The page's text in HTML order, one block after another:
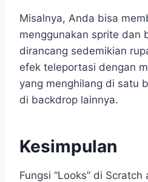
Misalnya, Anda bisa
menggunakan sprite dan
dirancang sedemikian
efek teleportasi dengan
yang menghilang di satu
di backdrop lainnya.
Kesimpulan
Fungsi “Looks” di